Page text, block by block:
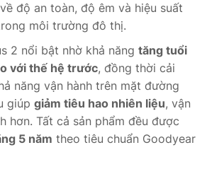
độ an toàn, độ êm và hiệu suất
môi trường đô thị.
2 nổi bật nhờ khả năng tăng tuổi
với thế hệ trước, đồng thời cải
năng vận hành trên mặt đường
giúp giảm tiêu hao nhiên liệu, vận
hơn. Tất cả sản phẩm đều được
5 năm theo tiêu chuẩn Goodyear